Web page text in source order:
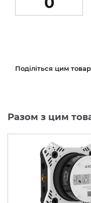
Поділіться цим
Разом з цим